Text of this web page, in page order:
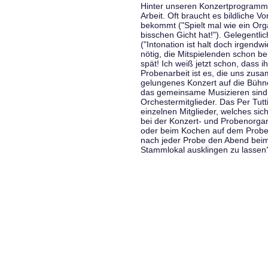
Hinter unseren
Arbeit. Oft braucht es bildliche
bekommt ("Spielt mal wie ein
bisschen Gicht hat!").
("Intonation ist halt doch
nötig, die Mitspielenden schon
spät! Ich weiß jetzt schon, dass
Probenarbeit ist es, die uns
gelungenes Konzert auf die
das gemeinsame Musizieren
Orchestermitglieder. Das Per
einzelnen Mitglieder, welches
bei der Konzert- und
oder beim Kochen auf dem
nach jeder Probe den Abend
Stammlokal ausklingen zu